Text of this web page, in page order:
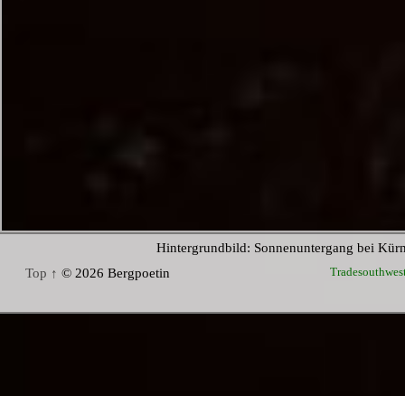
Hintergrundbild: Sonnenuntergang bei
Top ↑ © 2026 Bergpoetin